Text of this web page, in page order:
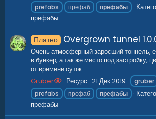
prefabs
префаб префабы
префабы
Платно Overgrown tunnel
Очень атмосферный заросший тоннель,
в бункер, а так же место под застройку,
от времени суток.
Gruber
Ресурс 21 Дек 2019 gruber
prefabs
префаб префабы
префабы